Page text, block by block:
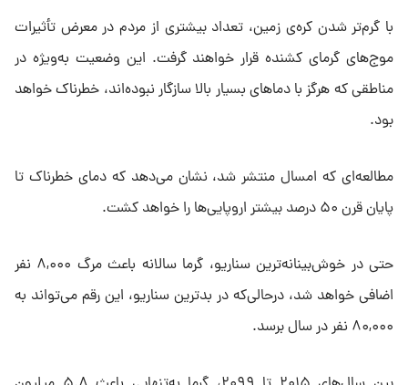
با گرم‌تر شدن کره‌ی زمین، تعداد بیشتری از مردم در معرض تأثیرات
موج‌های گرمای کشنده قرار خواهند گرفت. این وضعیت به‌ویژه در
مناطقی که هرگز با دماهای بسیار بالا سازگار نبوده‌اند، خطرناک خواهد
بود.
مطالعه‌ای که امسال منتشر شد، نشان می‌دهد که دمای خطرناک تا
پایان قرن ۵۰ درصد بیشتر اروپایی‌ها را خواهد کشت.
حتی در خوش‌بینانه‌ترین سناریو، گرما سالانه باعث مرگ ۸,۰۰۰ نفر
اضافی خواهد شد، درحالی‌که در بدترین سناریو، این رقم می‌تواند به
۸۰,۰۰۰ نفر در سال برسد.